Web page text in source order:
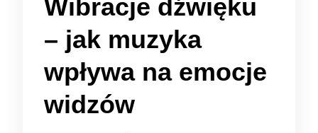
Wibracje dźwięku
– jak muzyka
wpływa na emocje
widzów